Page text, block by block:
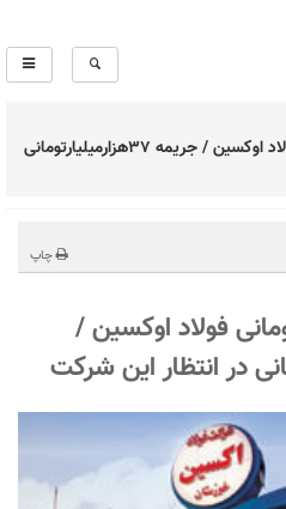
پرونده 100هزار میلیاردتومانی فولاد اوکسین / جریمه 37هزارمیلیارتومانی
چاپ
فولاد اوکسین /